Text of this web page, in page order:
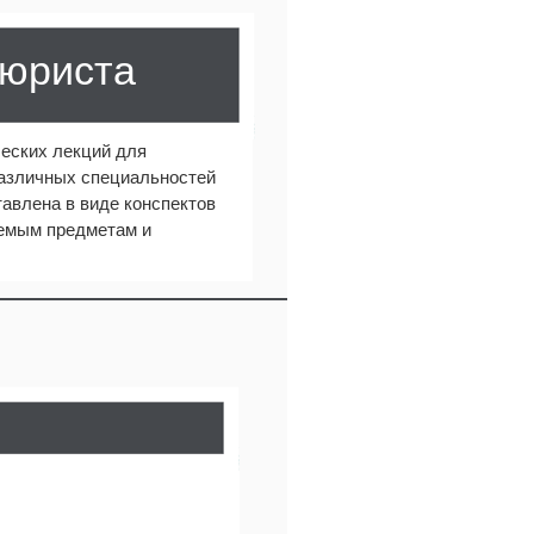
лекций для
специальностей
в виде конспектов
предметам и